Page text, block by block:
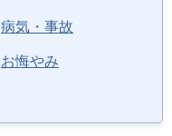
病気・事故
お悔やみ